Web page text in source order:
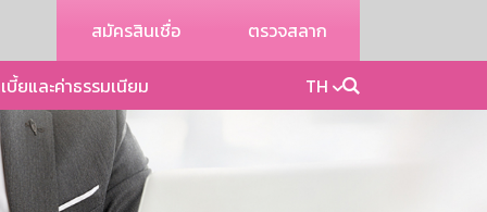
สมัครสินเชื่อ ตรวจสลาก
บี้ยและค่าธรรมเนียม TH